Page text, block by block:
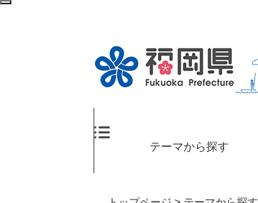
ペ
テーマから探す